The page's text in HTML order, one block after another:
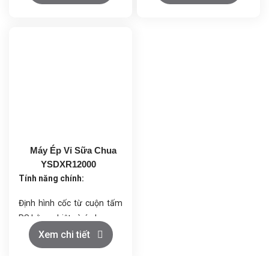
Đảm bảo độ chính xác định
bì theo đúng vị trí.
Máy Ép Vỉ Sữa Chua
YSDXR12000
Tính năng chính:
Định hình cốc từ cuộn tấm
PS bằng nhiệt và áp lực
Chiết rót sữa chua, sữa tươi
với định lượng chính xác
Xem chi tiết